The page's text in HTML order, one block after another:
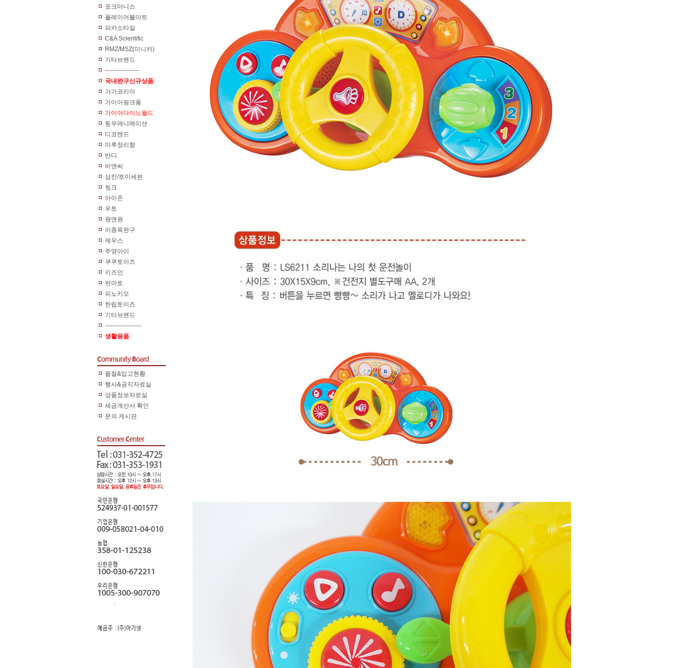
포크마니스
플레이어블아트
피카소타일
C&A Scientific
RMZ/MSZ(미니카)
기타브랜드
-----------------
국내완구신규상품
가가코리아
가이아핑크퐁
가이아다이노월드
동우애니메이션
디코랜드
미루정리함
반디
비앤씨
삼진/토이세븐
씽크
아이존
우토
원앤원
이종욱완구
제우스
주영아이
쿠쿠토이즈
키즈인
펀아토
피노키오
한립토이즈
기타브랜드
------------------
생활용품
품절&입고현황
행사&공지자료실
상품정보자료실
세금계산서 확인
문의 게시판